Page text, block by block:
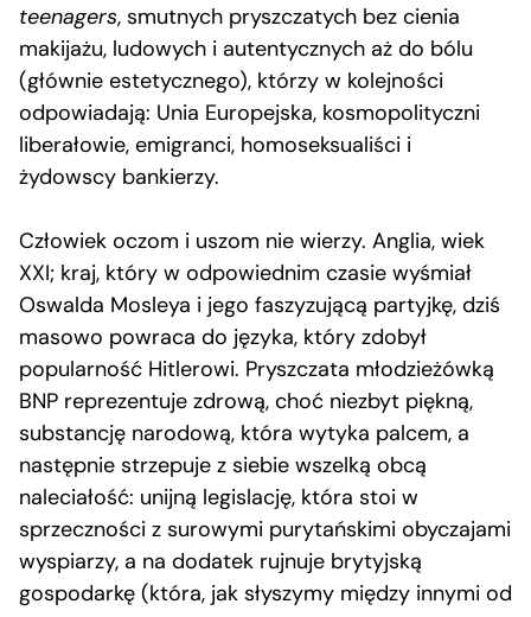
teenagers, smutnych pryszczatych bez cienia
makijażu, ludowych i autentycznych aż do bólu
(głównie estetycznego), którzy w kolejności
odpowiadają: Unia Europejska, kosmopolityczni
liberałowie, emigranci, homoseksualiści i
żydowscy bankierzy.
Człowiek oczom i uszom nie wierzy. Anglia, wiek
XXI; kraj, który w odpowiednim czasie wyśmiał
Oswalda Mosleya i jego faszyzującą partyjkę, dziś
masowo powraca do języka, który zdobył
popularność Hitlerowi. Pryszczata młodzieżówką
BNP reprezentuje zdrową, choć niezbyt piękną,
substancję narodową, która wytyka palcem, a
następnie strzepuje z siebie wszelką obcą
naleciałość: unijną legislację, która stoi w
sprzeczności z surowymi purytańskimi obyczajami
wyspiarzy, a na dodatek rujnuje brytyjską
gospodarkę (która, jak słyszymy między innymi od